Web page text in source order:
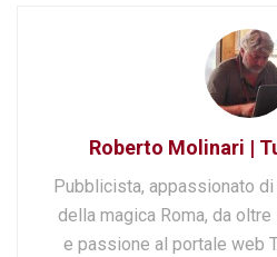
Roberto Molinari |
Pubblicista, appassionato
della magica Roma, da
e passione al portale web